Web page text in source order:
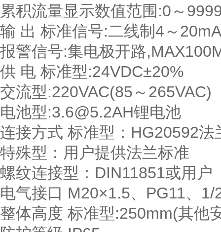
累积流量显示数值范围:0～
输 出 标准信号:二线制4～20mA
报警信号:集电极开路
供 电 标准型:24VDC±20%
交流型:220VAC(85～265VAC)
电池型:3.6@5.2AH锂电池
连接方式 标准型：HG20592法
特殊型：用户提供法兰标准
螺纹连接型：DIN11851或用户
电气接口 M20×1.5、PG11、1/
整体高度 标准型:250mm(其他